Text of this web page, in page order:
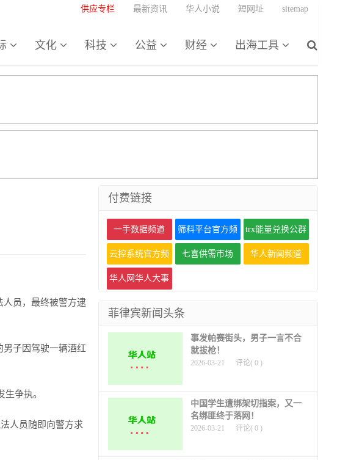
文化 科技 公益 财经 出海工具
供应专栏 最新资讯 华人小说 短网址 sitemap
人员，最终被警方逮
男子因驾驶一辆酒红
争执。
人员随即向警方求
付费链接
一手数据频道 筛料平台官方频
道
trx能量兑换公群
云控系统官方频
道
七喜供需市场 华人新闻频道
华人网华人大事
菲律宾新闻头条
事发帕赛街头，男子一言不合
就拔枪！
2026-03-21 评论( 0 )
中国学生遭绑架切指案，又一
名绑匪终于落网！
2026-03-21 评论( 0 )